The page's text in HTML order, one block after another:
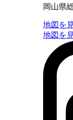
岡山県
地図を
地図を